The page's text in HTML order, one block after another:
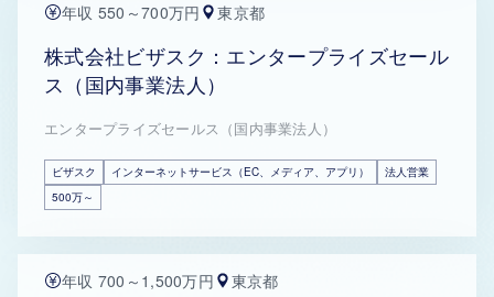
年収 550～700万円 東京都
株式会社ビザスク：エンタープライズセール
ス（国内事業法人）
エンタープライズセールス（国内事業法人）
ビザスク インターネットサービス（EC、メディア、アプリ）
法人営業
500万～
年収 700～1,500万円 東京都